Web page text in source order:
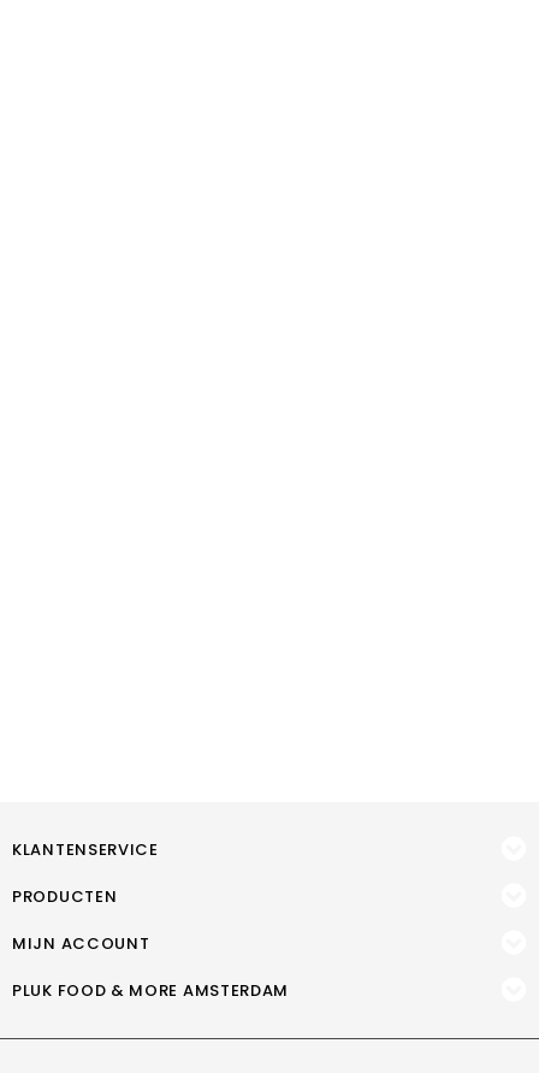
KLANTENSERVICE
PRODUCTEN
MIJN ACCOUNT
PLUK FOOD & MORE AMSTERDAM